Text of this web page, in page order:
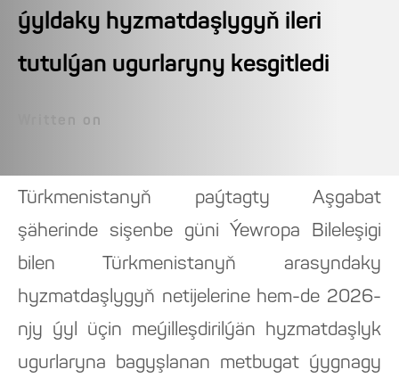
ýyldaky hyzmatdaşlygyň ileri
tutulýan ugurlaryny kesgitledi
Written on
Türkmenistanyň paýtagty Aşgabat
şäherinde sişenbe güni Ýewropa Bileleşigi
bilen Türkmenistanyň arasyndaky
hyzmatdaşlygyň netijelerine hem-de 2026-
njy ýyl üçin meýilleşdirilýän hyzmatdaşlyk
ugurlaryna bagyşlanan metbugat ýygnagy